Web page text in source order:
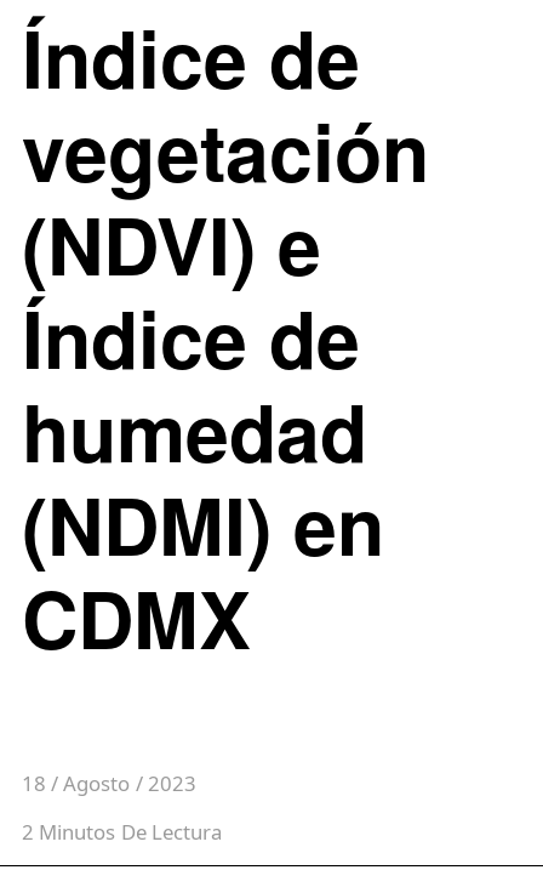
Índice de
vegetación
(NDVI) e
Índice de
humedad
(NDMI) en
CDMX
18 / Agosto / 2023
2 Minutos De Lectura